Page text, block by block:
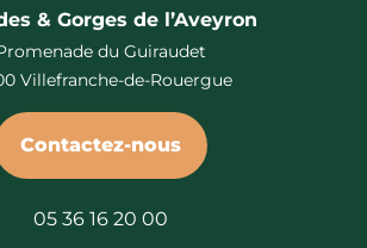
& Gorges de l’Aveyron
du Guiraudet
Villefranche-de-Rouergue
Contactez-nous
05 36 16 20 00